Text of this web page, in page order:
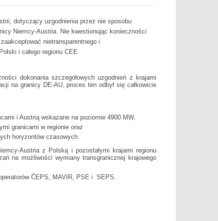
dotyczący uzgodnienia przez nie sposobu
Niemcy-Austria. Nie kwestionując konieczności
nietransparentnego i
i całego regionu CEE.
dokonania szczegółowych uzgodnień z krajami
na granicy DE-AU, proces ten odbył się całkowicie
i Austrią wskazane na poziomie 4900 MW,
granicami w regionie oraz
horyzontów czasowych.
Austria z Polską i pozostałymi krajami regionu
na możliwości wymiany transgranicznej krajowego
ČEPS, MAVIR, PSE i SEPS.